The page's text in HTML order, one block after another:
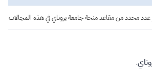
عدد محدد من مقاعد منحة جامعة بروناي في هذه المجالات.